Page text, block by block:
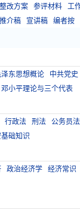
整改方案 参评材料 工
推介稿 宣讲稿 编者按
东思想概论 中共党史
邓小平理论与三个代表
行政法 刑法 公务员法
础知识
政治经济学 经济常识